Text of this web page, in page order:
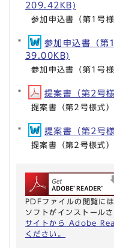
209.42KB)
参加申込書（第1号様
参加申込書（
39.00KB)
参加申込書（第1号様
提案書（第2号
提案書（第2号様式）
提案書（第2号
提案書（第2号様式）
PDFファイルの閲覧に
ソフトがインストール
サイトから Adobe
ください。